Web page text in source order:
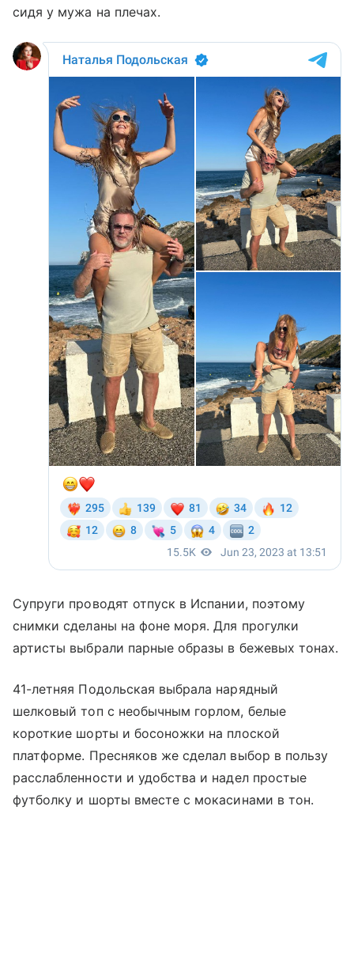
сидя у мужа на плечах.
Супруги проводят отпуск в Испании, поэтому
снимки сделаны на фоне моря. Для прогулки
артисты выбрали парные образы в бежевых тонах.
41-летняя Подольская выбрала нарядный
шелковый топ с необычным горлом, белые
короткие шорты и босоножки на плоской
платформе. Пресняков же сделал выбор в пользу
расслабленности и удобства и надел простые
футболку и шорты вместе с мокасинами в тон.